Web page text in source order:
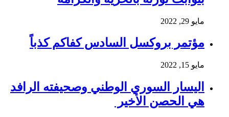
مايو 29, 2022
مؤتمر بروكسل السادس كفاكم كذباً
مايو 15, 2022
اليسار السوري الوطني وصحيفته الرافد
هي الحصن الأخير